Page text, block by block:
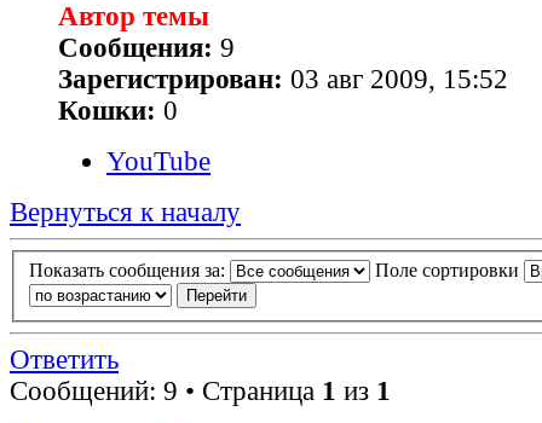
Автор темы
Сообщения: 9
Зарегистрирован: 03 авг 2009, 15:52
Кошки: 0
YouTube
Вернуться к началу
Показать сообщения за: Поле сортировки
Ответить
Сообщений: 9 • Страница 1 из 1